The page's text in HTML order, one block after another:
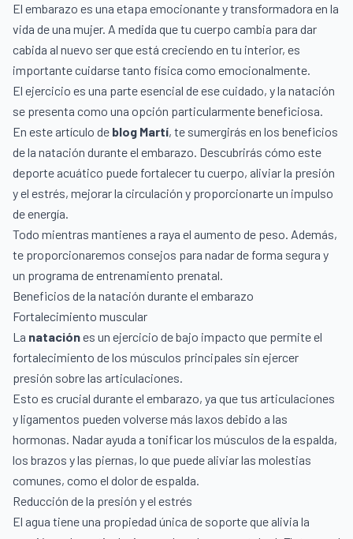
El embarazo es una etapa emocionante y transformadora en la
vida de una mujer. A medida que tu cuerpo cambia para dar
cabida al nuevo ser que está creciendo en tu interior, es
importante cuidarse tanto física como emocionalmente.
El ejercicio es una parte esencial de ese cuidado, y la natación
se presenta como una opción particularmente beneficiosa.
En este artículo de blog Martí, te sumergirás en los beneficios
de la natación durante el embarazo. Descubrirás cómo este
deporte acuático puede fortalecer tu cuerpo, aliviar la presión
y el estrés, mejorar la circulación y proporcionarte un impulso
de energía.
Todo mientras mantienes a raya el aumento de peso. Además,
te proporcionaremos consejos para nadar de forma segura y
un programa de entrenamiento prenatal.
Beneficios de la natación durante el embarazo
Fortalecimiento muscular
La nataciónes un ejercicio de bajo impacto que permite el
fortalecimiento de los músculos principales sin ejercer
presión sobre las articulaciones.
Esto es crucial durante el embarazo, ya que tus articulaciones
y ligamentos pueden volverse más laxos debido a las
hormonas. Nadar ayuda a tonificar los músculos de la espalda,
los brazos y las piernas, lo que puede aliviar las molestias
comunes, como el dolor de espalda.
Reducción de la presión y el estrés
El agua tiene una propiedad única de soporte que alivia la